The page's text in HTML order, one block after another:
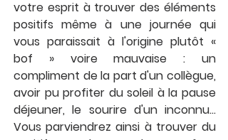
votre esprit à trouver des éléments
positifs même à une journée qui
vous paraissait à l'origine plutôt «
bof » voire mauvaise : un
compliment de la part d'un collègue,
avoir pu profiter du soleil à la pause
déjeuner, le sourire d'un inconnu...
Vous parviendrez ainsi à trouver du